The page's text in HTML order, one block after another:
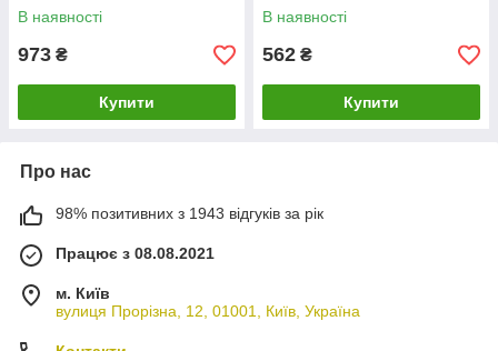
В наявності
973 ₴
Купити
В наявності
562 ₴
Купити
Про нас
98% позитивних з 1943 відгуків за рік
Працює з 08.08.2021
м. Київ
вулиця Прорізна, 12, 01001, Київ, Україна